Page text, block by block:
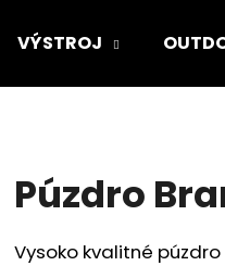
VÝSTROJ
Púzdro
Vysoko kvalitné
HĽADAŤ